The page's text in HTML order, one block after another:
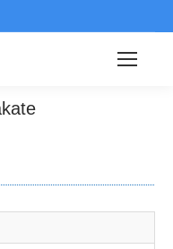
Search: